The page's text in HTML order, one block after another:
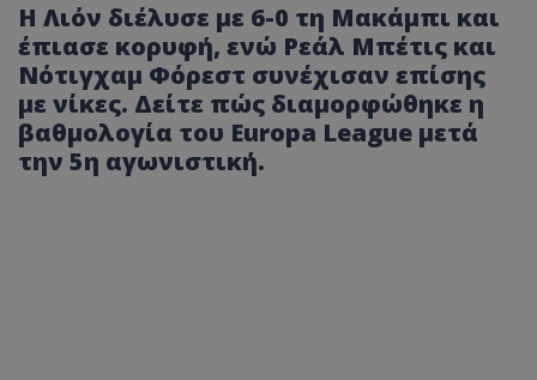
Η Λιόν διέλυσε με 6-0 τη Μακάμπι και
έπιασε κορυφή, ενώ Ρεάλ Μπέτις και
Νότιγχαμ Φόρεστ συνέχισαν επίσης
με νίκες. Δείτε πώς διαμορφώθηκε η
βαθμολογία του Europa League μετά
την 5η αγωνιστική.